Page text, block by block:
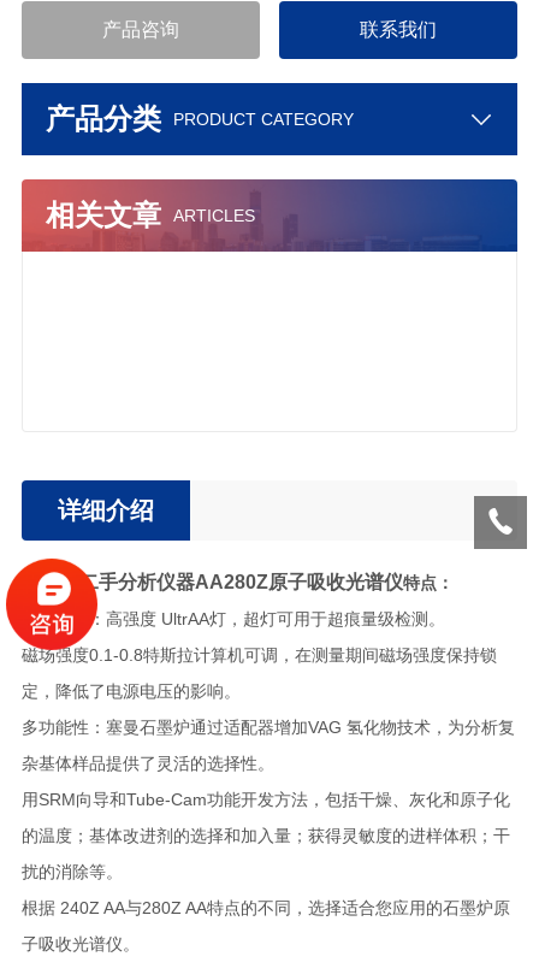
产品咨询 联系我们
产品分类 PRODUCT CATEGORY
相关文章 ARTICLES
详细介绍
安捷伦二手分析仪器AA280Z原子吸收光谱仪特点：
提高检限：高强度 UltrAA灯，超灯可用于超痕量级检测。
磁场强度0.1-0.8特斯拉计算机可调，在测量期间磁场强度保持锁
定，降低了电源电压的影响。
多功能性：塞曼石墨炉通过适配器增加VAG 氢化物技术，为分析复
杂基体样品提供了灵活的选择性。
用SRM向导和Tube-Cam功能开发方法，包括干燥、灰化和原子化
的温度；基体改进剂的选择和加入量；获得灵敏度的进样体积；干
扰的消除等。
根据 240Z AA与280Z AA特点的不同，选择适合您应用的石墨炉原
子吸收光谱仪。